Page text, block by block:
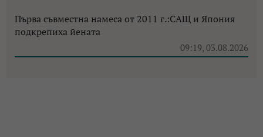
Първа съвместна намеса от 2011 г.:САЩ и Япония
подкрепиха йената
09:19, 03.08.2026